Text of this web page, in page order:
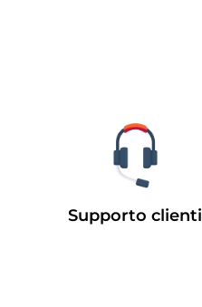
Supporto clienti